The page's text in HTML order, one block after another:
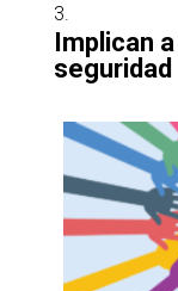
Implican
seguridad